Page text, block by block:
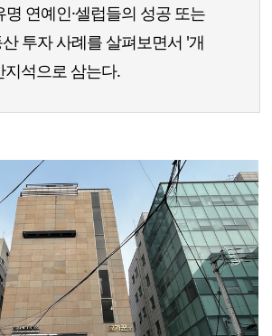
명 연예인·셀럽들의 성공 또는
투자 사례를 살펴보면서 '개
지석으로 삼는다.